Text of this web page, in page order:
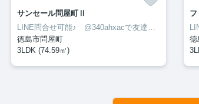
サンセール問屋町Ⅱ
LINE問合せ可能♪ @340ahxacで友達検索して下さい
徳島市問屋町
3LDK (74.59㎡)
徳